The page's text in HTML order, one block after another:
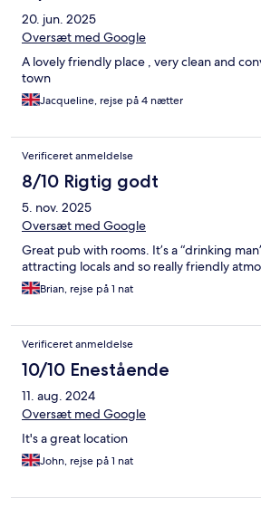
20. jun. 2025
Oversæt med Google
A lovely friendly place , very clean and
town
Jacqueline, rejse på 4 nætter
Verificeret anmeldelse
8/10 Rigtig godt
5. nov. 2025
Oversæt med Google
Great pub with rooms. It’s a “drinking
attracting locals and so really friendly
Brian, rejse på 1 nat
Verificeret anmeldelse
10/10 Enestående
11. aug. 2024
Oversæt med Google
It's a great location
John, rejse på 1 nat